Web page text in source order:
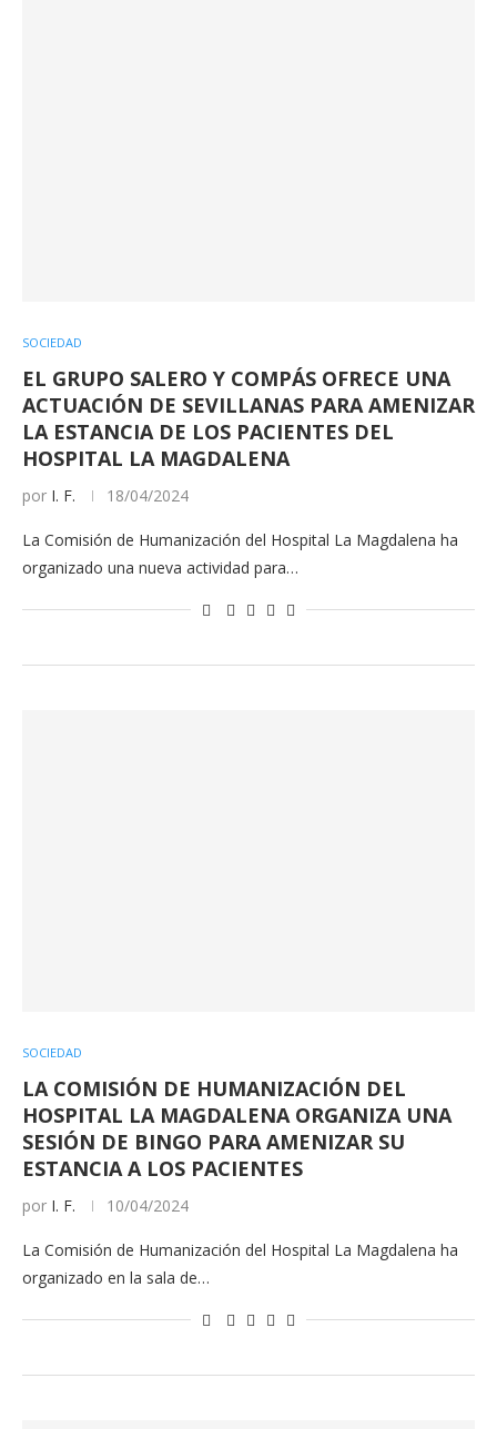
SOCIEDAD
EL GRUPO SALERO Y COMPÁS OFRECE UNA
ACTUACIÓN DE SEVILLANAS PARA AMENIZAR
LA ESTANCIA DE LOS PACIENTES DEL
HOSPITAL LA MAGDALENA
por I. F. 18/04/2024
La Comisión de Humanización del Hospital La Magdalena ha
organizado una nueva actividad para…
SOCIEDAD
LA COMISIÓN DE HUMANIZACIÓN DEL
HOSPITAL LA MAGDALENA ORGANIZA UNA
SESIÓN DE BINGO PARA AMENIZAR SU
ESTANCIA A LOS PACIENTES
por I. F. 10/04/2024
La Comisión de Humanización del Hospital La Magdalena ha
organizado en la sala de…